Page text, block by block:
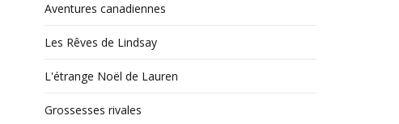
Aventures canadiennes
Les Rêves de Lindsay
L'étrange Noël de Lauren
Grossesses rivales